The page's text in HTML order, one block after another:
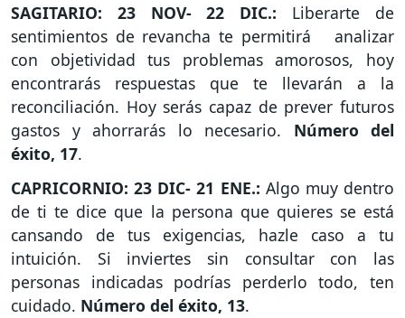
SAGITARIO: 23 NOV- 22 DIC.: Liberarte de
sentimientos de revancha te permitirá analizar
con objetividad tus problemas amorosos, hoy
encontrarás respuestas que te llevarán a la
reconciliación. Hoy serás capaz de prever futuros
gastos y ahorrarás lo necesario. Número del
éxito, 17.
CAPRICORNIO: 23 DIC- 21 ENE.: Algo muy dentro
de ti te dice que la persona que quieres se está
cansando de tus exigencias, hazle caso a tu
intuición. Si inviertes sin consultar con las
personas indicadas podrías perderlo todo, ten
cuidado. Número del éxito, 13.